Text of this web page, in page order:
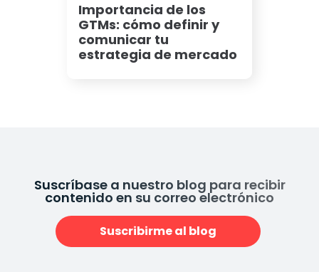
Importancia de los
GTMs: cómo definir y
comunicar tu
estrategia de mercado
Suscríbase a nuestro blog para recibir
contenido en su correo electrónico
Suscribirme al blog